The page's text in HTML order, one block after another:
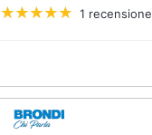
1 recensione